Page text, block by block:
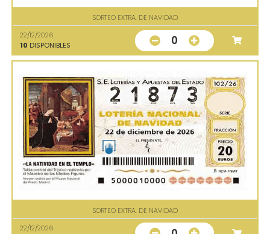
SORTEO EXTRA. DE NAVIDAD
22/12/2026
10 DISPONIBLES 0
SORTEO EXTRA. DE NAVIDAD
22/12/2026